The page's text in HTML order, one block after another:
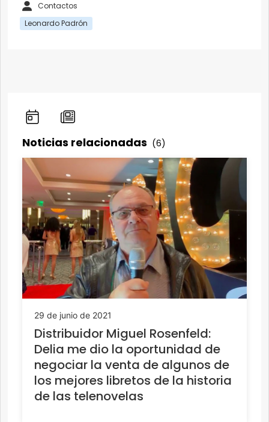
Contactos
Leonardo Padrón
Noticias relacionadas (6)
29 de junio de 2021
Distribuidor Miguel Rosenfeld:
Delia me dio la oportunidad de
negociar la venta de algunos de
los mejores libretos de la historia
de las telenovelas